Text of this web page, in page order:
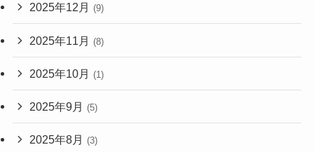
2025年12月 (9)
2025年11月 (8)
2025年10月 (1)
2025年9月 (5)
2025年8月 (3)